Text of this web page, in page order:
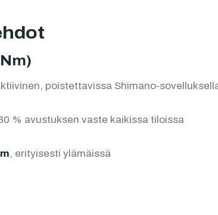
poistettavissa Shimano-
% avustuksen vaste kaikissa tiloissa
, erityisesti ylämäissä